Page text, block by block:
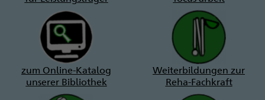
zum Online-Katalog
unserer Bibliothek
Weiterbildungen zur
Reha-Fachkraft